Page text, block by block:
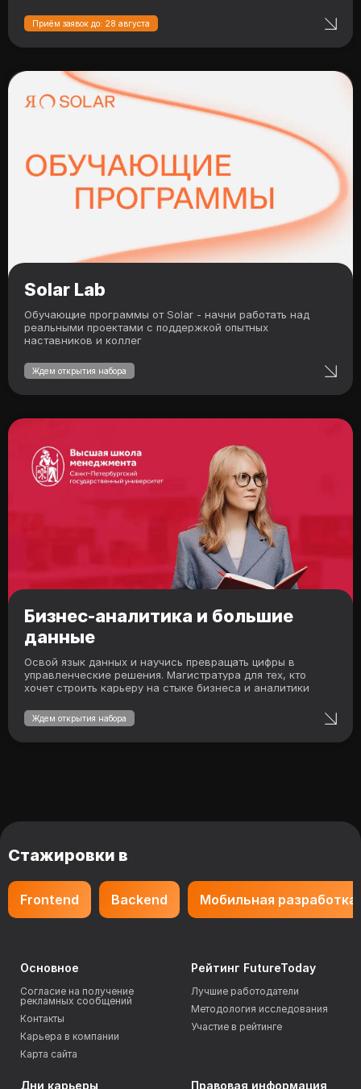
Приём заявок до: 28 августа
Solar Lab
Обучающие программы от Solar - начни работать над
реальными проектами с поддержкой опытных
наставников и коллег
Ждем открытия набора
Бизнес-аналитика и большие
данные
Освой язык данных и научись превращать цифры в
управленческие решения. Магистратура для тех, кто
хочет строить карьеру на стыке бизнеса и аналитики
Ждем открытия набора
Стажировки в
Frontend Backend Мобильная разработка
Основное
Согласие на получение
рекламных сообщений
Контакты
Карьера в компании
Карта сайта
Рейтинг FutureToday
Лучшие работодатели
Методология исследования
Участие в рейтинге
Дни карьеры Правовая информация